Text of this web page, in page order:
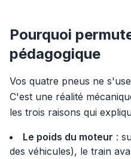
Pourquoi
pédagogique
Vos quatre pneus ne
C'est une réalité
les trois raisons qui
Le poids du moteur :
des véhicules), le train